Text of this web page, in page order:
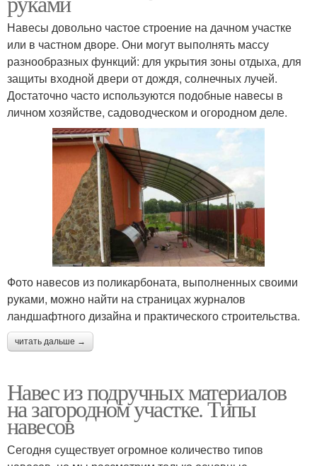
Навесы довольно частое строение на дачном участке
или в частном дворе. Они могут выполнять массу
разнообразных функций: для укрытия зоны отдыха, для
защиты входной двери от дождя, солнечных лучей.
Достаточно часто используются подобные навесы в
личном хозяйстве, садоводческом и огородном деле.
Фото навесов из поликарбоната, выполненных своими
руками, можно найти на страницах журналов
ландшафтного дизайна и практического строительства.
читать дальше →
Навес из подручных материалов
на загородном участке. Типы
навесов
Сегодня существует огромное количество типов